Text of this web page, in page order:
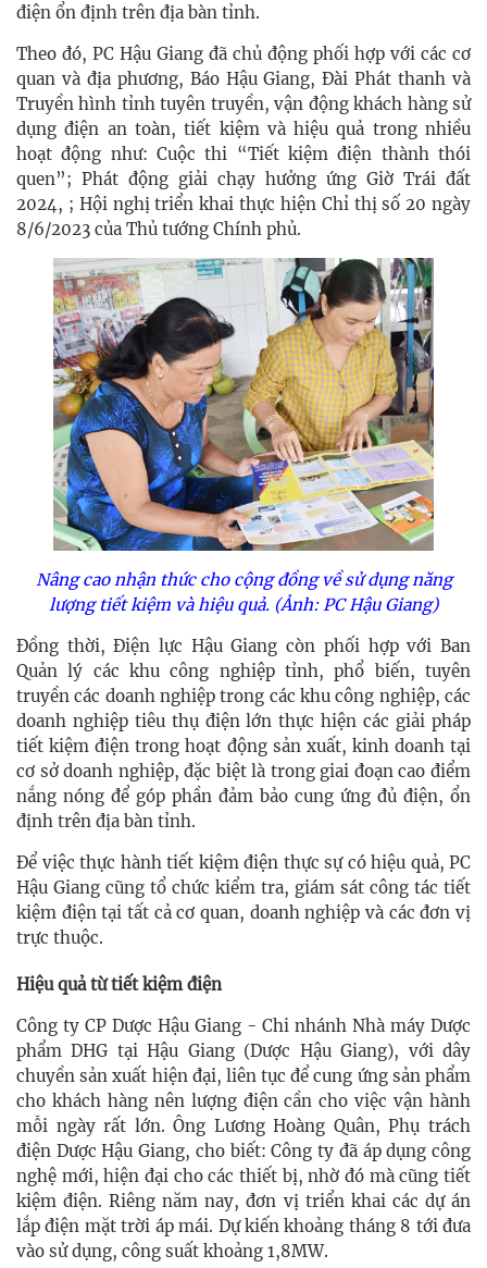
điện ổn định trên địa bàn tỉnh.
Theo đó, PC Hậu Giang đã chủ động phối hợp với các cơ
quan và địa phương, Báo Hậu Giang, Đài Phát thanh và
Truyền hình tỉnh tuyên truyền, vận động khách hàng sử
dụng điện an toàn, tiết kiệm và hiệu quả trong nhiều
hoạt động như: Cuộc thi “Tiết kiệm điện thành thói
quen”; Phát động giải chạy hưởng ứng Giờ Trái đất
2024, ; Hội nghị triển khai thực hiện Chỉ thị số 20 ngày
8/6/2023 của Thủ tướng Chính phủ.
Nâng cao nhận thức cho cộng đồng về sử dụng năng
lượng tiết kiệm và hiệu quả. (Ảnh: PC Hậu Giang)
Đồng thời, Điện lực Hậu Giang còn phối hợp với Ban
Quản lý các khu công nghiệp tỉnh, phổ biến, tuyên
truyền các doanh nghiệp trong các khu công nghiệp, các
doanh nghiệp tiêu thụ điện lớn thực hiện các giải pháp
tiết kiệm điện trong hoạt động sản xuất, kinh doanh tại
cơ sở doanh nghiệp, đặc biệt là trong giai đoạn cao điểm
nắng nóng để góp phần đảm bảo cung ứng đủ điện, ổn
định trên địa bàn tỉnh.
Để việc thực hành tiết kiệm điện thực sự có hiệu quả, PC
Hậu Giang cũng tổ chức kiểm tra, giám sát công tác tiết
kiệm điện tại tất cả cơ quan, doanh nghiệp và các đơn vị
trực thuộc.
Hiệu quả từ tiết kiệm điện
Công ty CP Dược Hậu Giang - Chi nhánh Nhà máy Dược
phẩm DHG tại Hậu Giang (Dược Hậu Giang), với dây
chuyền sản xuất hiện đại, liên tục để cung ứng sản phẩm
cho khách hàng nên lượng điện cần cho việc vận hành
mỗi ngày rất lớn. Ông Lương Hoàng Quân, Phụ trách
điện Dược Hậu Giang, cho biết: Công ty đã áp dụng công
nghệ mới, hiện đại cho các thiết bị, nhờ đó mà cũng tiết
kiệm điện. Riêng năm nay, đơn vị triển khai các dự án
lắp điện mặt trời áp mái. Dự kiến khoảng tháng 8 tới đưa
vào sử dụng, công suất khoảng 1,8MW.